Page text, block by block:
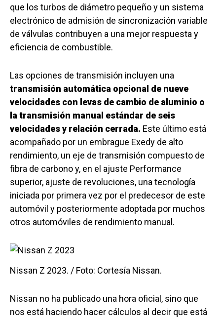
que los turbos de diámetro pequeño y un sistema
electrónico de admisión de sincronización variable
de válvulas contribuyen a una mejor respuesta y
eficiencia de combustible.
Las opciones de transmisión incluyen una
transmisión automática opcional de nueve
velocidades con levas de cambio de aluminio o
la transmisión manual estándar de seis
velocidades y relación cerrada. Este último está
acompañado por un embrague Exedy de alto
rendimiento, un eje de transmisión compuesto de
fibra de carbono y, en el ajuste Performance
superior, ajuste de revoluciones, una tecnología
iniciada por primera vez por el predecesor de este
automóvil y posteriormente adoptada por muchos
otros automóviles de rendimiento manual.
Nissan Z 2023. / Foto: Cortesía Nissan.
Nissan no ha publicado una hora oficial, sino que
nos está haciendo hacer cálculos al decir que está